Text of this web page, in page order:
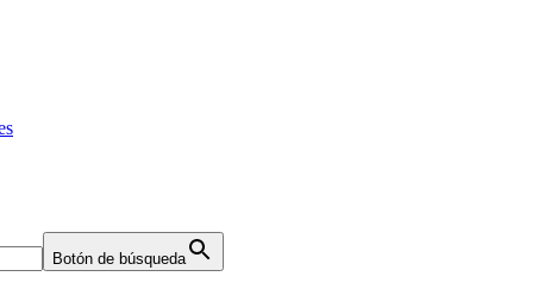
Botón de búsqueda